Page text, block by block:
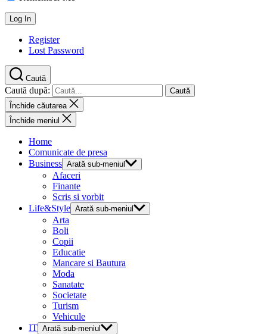
Register
Lost Password
Caută
Caută după:
Închide căutarea
Închide meniul
Home
Comunicate de presa
Business Arată sub-meniul
Afaceri
Finante
Scris si vorbit
Life&Style Arată sub-meniul
Arta
Boli
Copii
Educatie
Mancare si Bautura
Moda
Sanatate
Societate
Turism
Vehicule
IT Arată sub-meniul